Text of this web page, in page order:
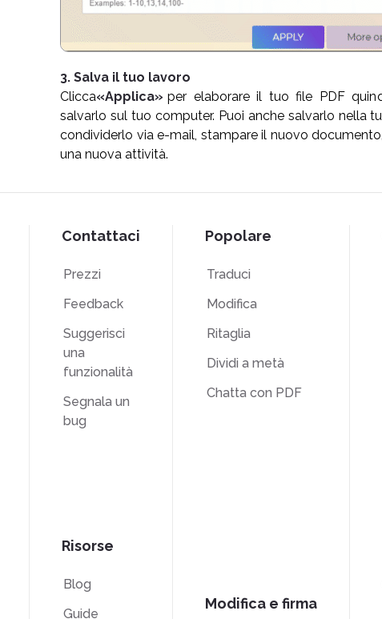
3. Salva il tuo lavoro
Clicca«Applica» per elaborare il tuo file PDF
salvarlo sul tuo computer. Puoi anche salvarlo nella
condividerlo via e-mail, stampare il nuovo
una nuova attività.
Contattaci
Prezzi
Feedback
Suggerisci
una
funzionalità
Segnala un
bug
Risorse
Blog
Guide
Popolare
Traduci
Modifica
Ritaglia
Dividi a metà
Chatta con PDF
Modifica e firma